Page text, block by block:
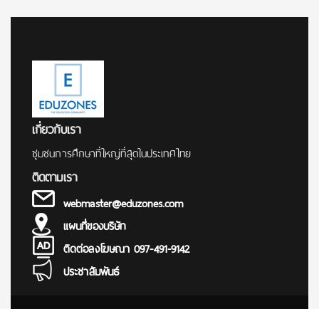
เกี่ยวกับเรา
ชุมชนการศึกษาที่ใหญ่ที่สุดในประเทศไทย
ติดตามเรา
webmaster@eduzones.com
แผนที่ของบริษัท
ติดต่อลงโฆษณา 097-491-9142
ประชาสัมพันธ์